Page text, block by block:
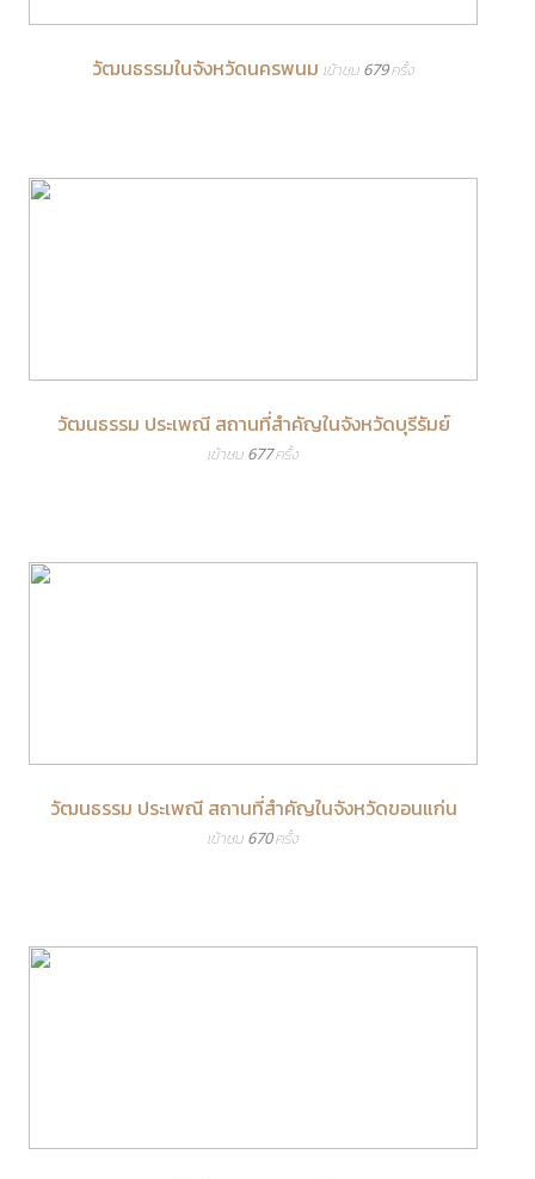
วัฒนธรรมในจังหวัดนครพนม เข้าชม 679 ครั้ง
วัฒนธรรม ประเพณี สถานที่สำคัญในจังหวัดบุรีรัมย์
เข้าชม 677 ครั้ง
วัฒนธรรม ประเพณี สถานที่สำคัญในจังหวัดขอนแก่น
เข้าชม 670 ครั้ง